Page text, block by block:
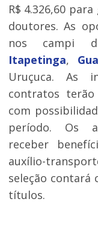
R$ 4.326,60
doutores. As
nos campi
Itapetinga,
Uruçuca. As
contratos
com
período. Os
receber
auxílio-
seleção contará
títulos.